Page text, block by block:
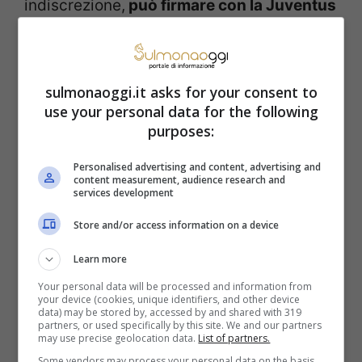
indiscrezione, può firmare con la Juventus
centrocampista olandese è entrato,
prepotentemente, nella lista degli obiettivi
di mercato dei bianconeri. Si tratta del
alle prese con la vicenda legata alla
squalifica per doping.
Ecco la strategia di
chiudere e portare alla Juventus
Koopmeiners. Il 25enne dell’Atalanta,
considerato uno dei migliori del
sulmonaoggi.it asks for your consent to
use your personal data for the following
purposes:
Personalised advertising and content, advertising and
content measurement, audience research and
services development
Store and/or access information on a device
Learn more
Your personal data will be processed and information from
your device (cookies, unique identifiers, and other device
data) may be stored by, accessed by and shared with 319
partners, or used specifically by this site. We and our partners
may use precise geolocation data. List of partners.